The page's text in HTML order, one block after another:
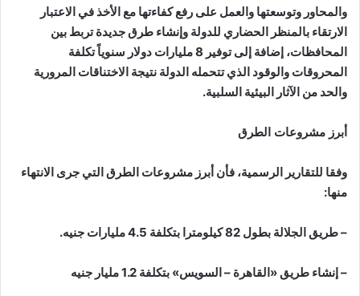
والمحاور وتوسعتها والعمل على رفع كفاءتها مع الأخذ في الاعتبار
الارتقاء بالمنظر الحضاري للدولة وإنشاء طرق جديدة تربط بين
المحافظات، إضافة إلى توفير 8 مليارات دولار سنوياً تكلفة
المحروقات والوقود الذي تتحمله الدولة نتيجة الاختناقات المرورية
والحد من الآثار البيئية السلبية.
أبرز مشروعات الطرق
وفقا للتقارير الرسمية، فأن أبرز مشروعات الطرق التي جرى الانتهاء
منها:
– طريق الجلالة بطول 82 كيلومترا بتكلفة 4.5 مليارات جنيه.
– إنشاء طريق «القاهرة – السويس» بتكلفة 1.2 مليار جنيه